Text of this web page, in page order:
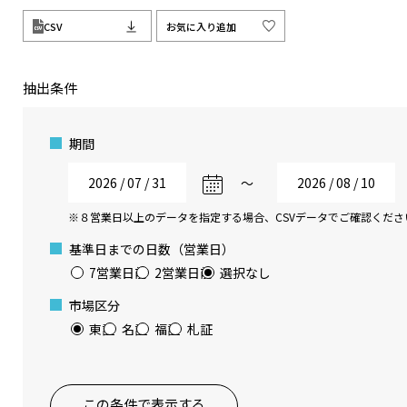
CSV お気に入り追加
抽出条件
期間
〜
※８営業日以上のデータを指定する場合、CSVデータでご確認くださ
基準日までの日数（営業日）
7営業日前 2営業日前 選択なし
市場区分
東証 名証 福証 札証